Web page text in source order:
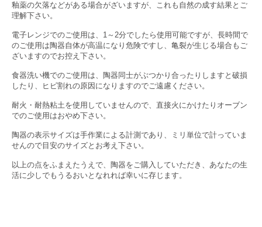
釉薬の欠落などがある場合がざいますが、これも自然の成す結果とご
理解下さい。
電子レンジでのご使用は、1～2分でしたら使用可能ですが、長時間で
のご使用は陶器自体が高温になり危険ですし、亀裂が生じる場合もご
ざいますのでお控え下さい。
食器洗い機でのご使用は、陶器同士がぶつかり合ったりしますと破損
したり、ヒビ割れの原因になりますのでご遠慮ください。
耐火・耐熱粘土を使用していませんので、直接火にかけたりオーブン
でのご使用はおやめ下さい。
陶器の表示サイズは手作業による計測であり、ミリ単位で計っていま
せんので目安のサイズとお考え下さい。
以上の点をふまえたうえで、陶器をご購入していただき、あなたの生
活に少しでもうるおいとなれれば幸いに存じます。